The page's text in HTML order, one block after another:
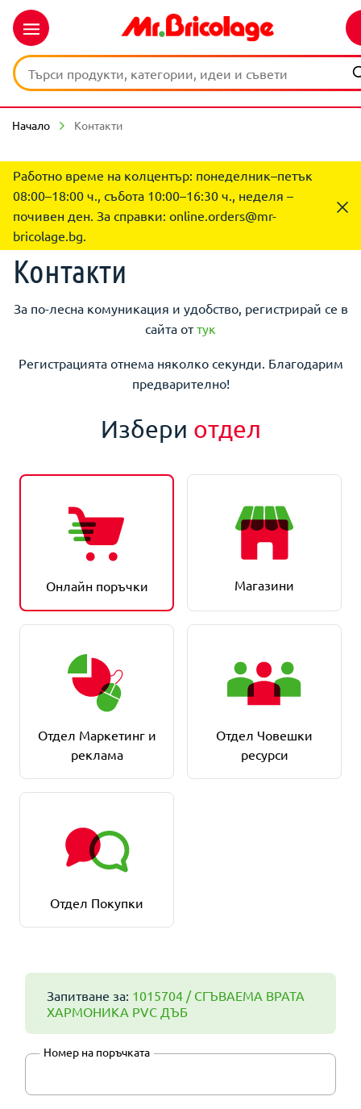
Начало Контакти
Работно време на колцентър: понеделник–петък
08:00–18:00 ч., събота 10:00–16:30 ч., неделя –
почивен ден. За справки: online.orders@mr-
bricolage.bg.
Контакти
За по-лесна комуникация и удобство, регистрирай се в
сайта оттук
Регистрацията отнема няколко секунди. Благодарим
предварително!
Избери отдел
Онлайн поръчки Магазини
Отдел Маркетинг и
реклама
Отдел Човешки
ресурси
Отдел Покупки
Запитване за: 1015704 / СГЪВАЕМА ВРАТА
ХАРМОНИКА PVC ДЪБ
Номер на поръчката